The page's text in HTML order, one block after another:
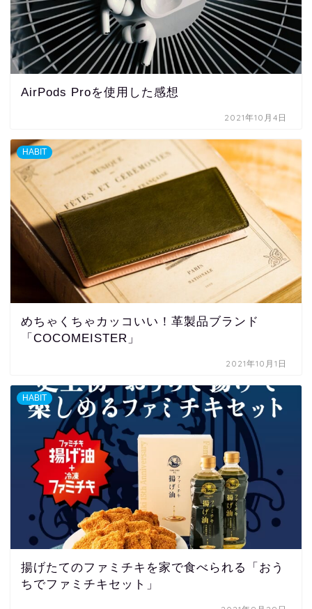
AirPods Proを使用した感想
2021年10月4日
HABIT
めちゃくちゃカッコいい！革製品ブランド
「COCOMEISTER」
2021年10月1日
HABIT
揚げたてのファミチキを家で食べられる「おう
ちでファミチキセット」